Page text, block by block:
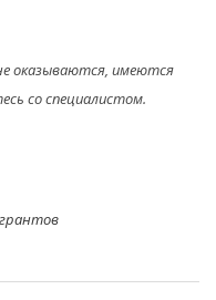
оказываются, имеются
со специалистом.